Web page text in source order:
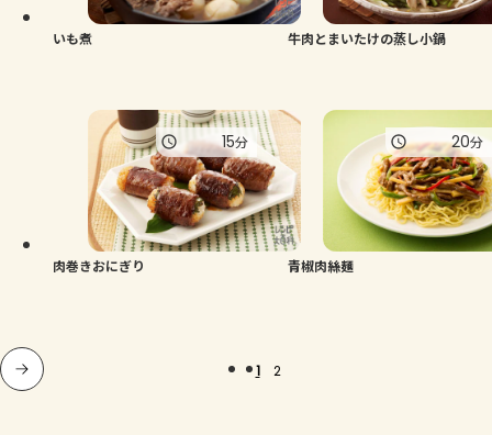
いも煮 牛肉とまいたけの蒸し小鍋
肉巻きおにぎり
15分
青椒肉絲麺
20分
1 2